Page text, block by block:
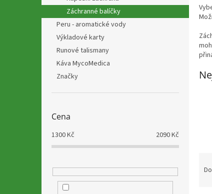
e
l
Záchranné balíčky
Peru - aromatické vody
Výkladové karty
Runové talismany
Káva MycoMedica
Značky
Cena
1300Kč 2090Kč